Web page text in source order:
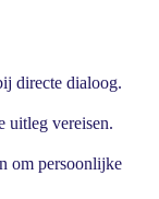
directe dialoog.
uitleg vereisen.
om persoonlijke